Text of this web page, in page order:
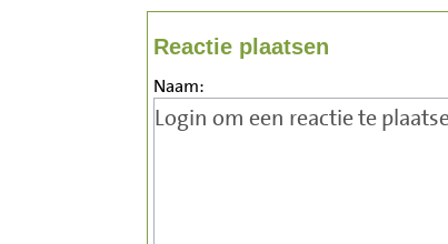
Reactie plaatsen
Naam: